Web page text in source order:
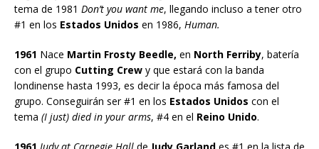
tema de 1981 Don’t you want me, llegando incluso a tener otro
#1 en los Estados Unidos en 1986, Human.
1961 Nace Martin Frosty Beedle, en North Ferriby, batería
con el grupo Cutting Crew y que estará con la banda
londinense hasta 1993, es decir la época más famosa del
grupo. Conseguirán ser #1 en los Estados Unidos con el
tema (I just) died in your arms, #4 en el Reino Unido.